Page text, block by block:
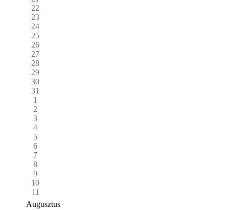
22
23
24
25
26
27
28
29
30
31
1
2
3
4
5
6
7
8
9
10
11
Augusztus